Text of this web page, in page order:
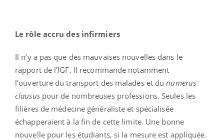
Le rôle accru des infirmiers
Il n’y a pas que des mauvaises nouvelles dans le
rapport de l’IGF. Il recommande notamment
l’ouverture du transport des malades et dunumerus
claususpour de nombreuses professions. Seules les
filières de médecine généraliste et spécialisée
échapperaient à la fin de cette limite. Une bonne
nouvelle pour les étudiants, si la mesure est appliquée.